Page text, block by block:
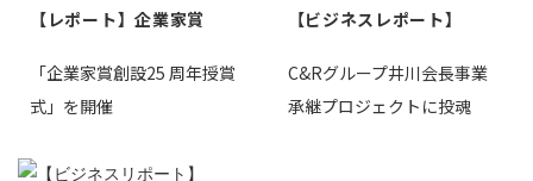
【レポート】企業家賞
「企業家賞創設25 周年授賞
式」を開催
【ビジネスレポート】
C&Rグループ井川会長事業
承継プロジェクトに投魂